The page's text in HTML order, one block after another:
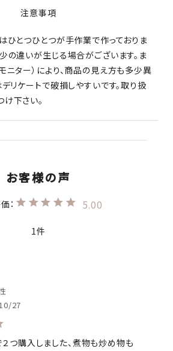
注意事項
ひとつひとつが手作業で作っておりま
の違いが生じる場合がございます。ま
ニター）により、商品の見え方も多少異
デリケートで破損しやすいです。取り扱
下さい。
5.00
1
27
つ購入しました、煮物も炒め物も